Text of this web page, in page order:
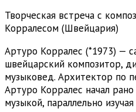
Творческая встреча с
Корралесом (Швейцария)
Артуро Корралес (*1973) —
швейцарский композитор,
музыковед. Архитектор по
Артуро Корралес начал
музыкой, параллельно